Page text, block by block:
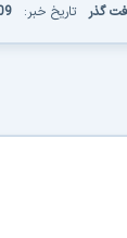
گذر تاریخ خبر: